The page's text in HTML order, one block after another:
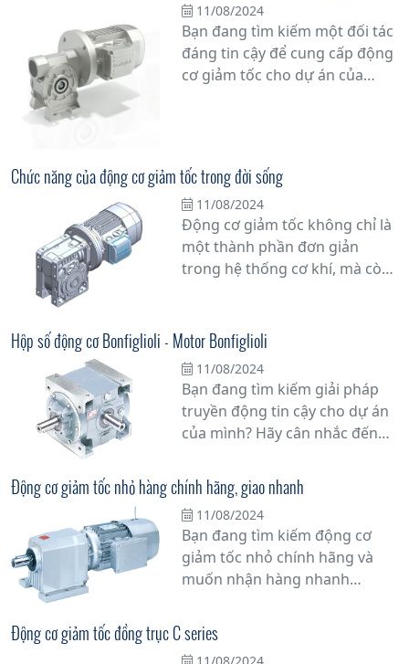
11/08/2024
Bạn đang tìm kiếm một đối tác
đáng tin cậy để cung cấp động
cơ giảm tốc cho dự án của
chất lượng và uy tín, nhà cung
cấp động cơ giảm tốc hàng
đầu sẽ đồng hành cùng bạn
trong mọi công việc.
Chức năng của động cơ giảm tốc trong đời sống
11/08/2024
Động cơ giảm tốc không chỉ là
một thành phần đơn giản
trong hệ thống cơ khí, mà còn
hành của nhiều thiết bị và máy
móc trong thực tế.
Hộp số động cơ Bonfiglioli - Motor Bonfiglioli
11/08/2024
Bạn đang tìm kiếm giải pháp
truyền động tin cậy cho dự án
của mình? Hãy cân nhắc đến
Motor Bonfiglioli, một lựa chọn
hàng đầu cho các ứng dụng
công nghiệp. Với hơn nửa thế
kỷ kinh nghiệm trong ngành,
Bonfiglioli đã khẳng định vị thế
của mình là một trong những
về truyền động
Động cơ giảm tốc nhỏ hàng chính hãng, giao nhanh
11/08/2024
Bạn đang tìm kiếm động cơ
giảm tốc nhỏ chính hãng và
muốn nhận hàng nhanh
Chúng tôi cung cấp động cơ
giảm tốc nhỏ từ các thương
Động cơ giảm tốc đồng trục C series